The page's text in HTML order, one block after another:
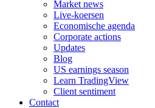
Market news
Live-koersen
Economische agenda
Corporate actions
Updates
Blog
US earnings season
Learn TradingView
Client sentiment
Contact